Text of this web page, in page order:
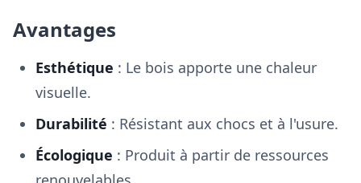
Avantages
Esthétique : Le bois apporte une chaleur
visuelle.
Durabilité : Résistant aux chocs et à l'usure.
Écologique : Produit à partir de ressources